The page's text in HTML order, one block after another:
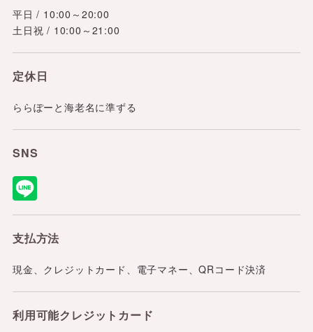
平日 / 10:00～20:00
土日祝 / 10:00～21:00
定休日
ららぽーと海老名に準ずる
SNS
支払方法
現金、クレジットカード、電子マネー、QRコード決済
利用可能クレジット カード